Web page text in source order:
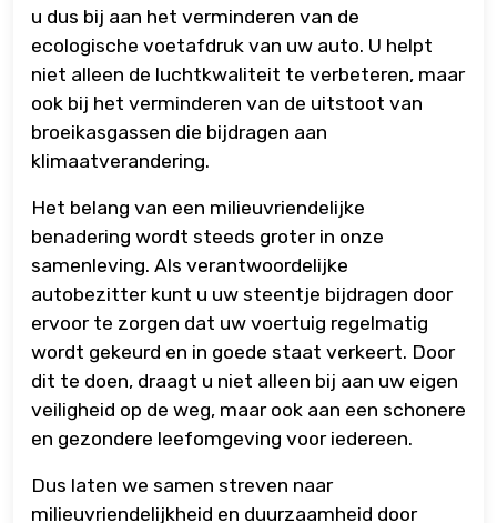
u dus bij aan het verminderen van de
ecologische voetafdruk van uw auto. U helpt
niet alleen de luchtkwaliteit te verbeteren, maar
ook bij het verminderen van de uitstoot van
broeikasgassen die bijdragen aan
klimaatverandering.
Het belang van een milieuvriendelijke
benadering wordt steeds groter in onze
samenleving. Als verantwoordelijke
autobezitter kunt u uw steentje bijdragen door
ervoor te zorgen dat uw voertuig regelmatig
wordt gekeurd en in goede staat verkeert. Door
dit te doen, draagt u niet alleen bij aan uw eigen
veiligheid op de weg, maar ook aan een schonere
en gezondere leefomgeving voor iedereen.
Dus laten we samen streven naar
milieuvriendelijkheid en duurzaamheid door